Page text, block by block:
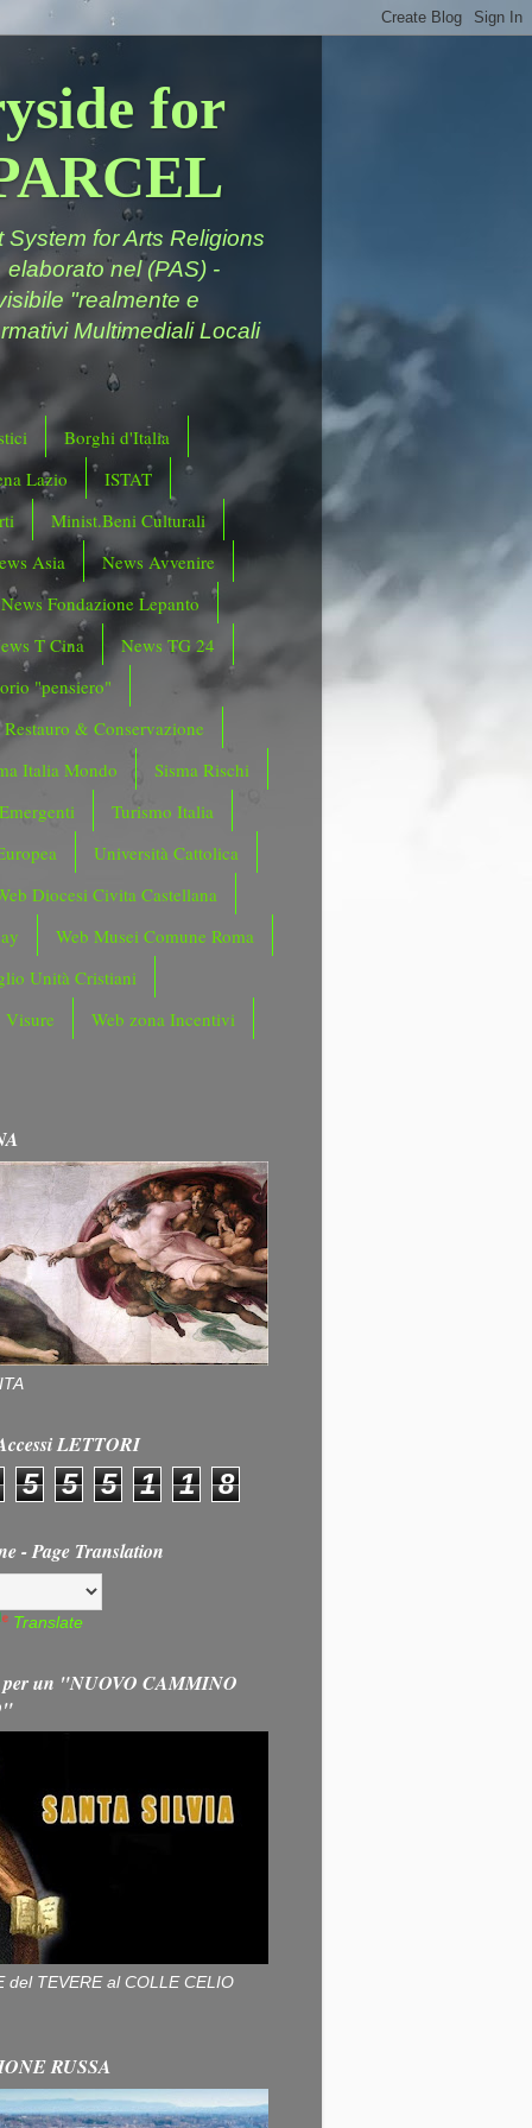
for
for Arts Religions
nel (PAS) -
"realmente e
Multimediali Locali
Borghi d'Italia
Lazio
ISTAT
Minist.Beni Culturali
Asia
News Avvenire
News Fondazione Lepanto
T Cina
News TG 24
"pensiero"
Restauro & Conservazione
Italia Mondo
Sisma Rischi
Turismo Italia
Università Cattolica
Diocesi Civita Castellana
Web Musei Comune Roma
Unità Cristiani
Visure
Web zona Incentivi
LETTORI
5 5 5 1 1 8
- Page Translation
Translate
per un "NUOVO CAMMINO
del TEVERE al COLLE CELIO
RUSSA